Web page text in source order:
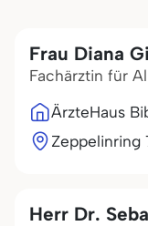
Frau Diana
Fachärztin für
ÄrzteHaus
Zeppelinring
Herr Dr.